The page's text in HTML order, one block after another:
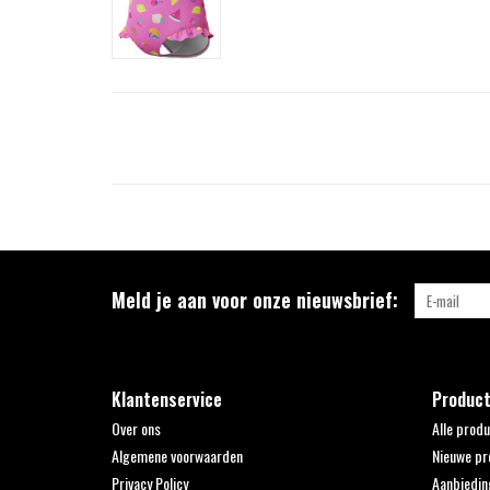
Meld je aan voor onze nieuwsbrief:
Klantenservice
Over ons
Algemene voorwaarden
Privacy Policy
Alle
Nieuwe